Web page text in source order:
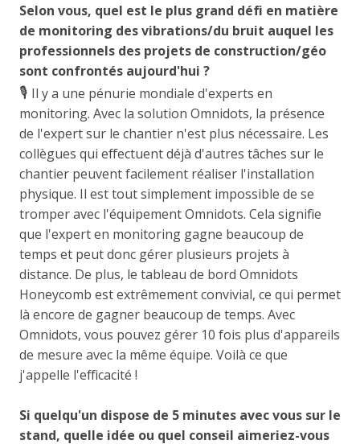
Selon vous, quel est le plus grand défi en matière
de monitoring des vibrations/du bruit auquel les
professionnels des projets de construction/géo
sont confrontés aujourd'hui ?
🎙️ Il y a une pénurie mondiale d'experts en
monitoring. Avec la solution Omnidots, la présence
de l'expert sur le chantier n'est plus nécessaire. Les
collègues qui effectuent déjà d'autres tâches sur le
chantier peuvent facilement réaliser l'installation
physique. Il est tout simplement impossible de se
tromper avec l'équipement Omnidots. Cela signifie
que l'expert en monitoring gagne beaucoup de
temps et peut donc gérer plusieurs projets à
distance. De plus, le tableau de bord Omnidots
Honeycomb est extrêmement convivial, ce qui permet
là encore de gagner beaucoup de temps. Avec
Omnidots, vous pouvez gérer 10 fois plus d'appareils
de mesure avec la même équipe. Voilà ce que
j'appelle l'efficacité !
Si quelqu'un dispose de 5 minutes avec vous sur le
stand, quelle idée ou quel conseil aimeriez-vous